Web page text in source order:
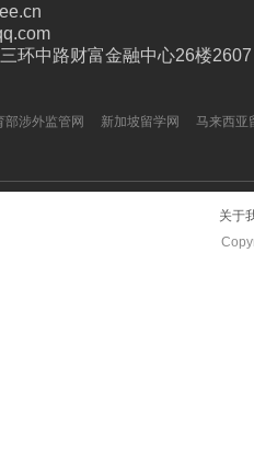
部涉外监管网 新加坡留学网 马来西亚
环中路财富金融中心26楼2607
关于